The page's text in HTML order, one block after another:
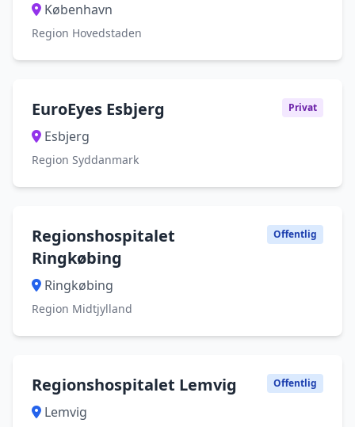
København
Region Hovedstaden
EuroEyes Esbjerg Privat
Esbjerg
Region Syddanmark
Regionshospitalet
Ringkøbing
Offentlig
Ringkøbing
Region Midtjylland
Regionshospitalet Lemvig Offentlig
Lemvig